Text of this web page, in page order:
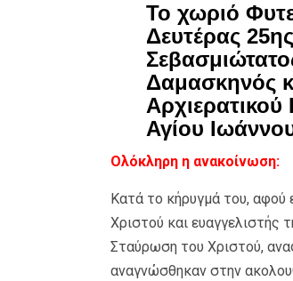
Το χωριό
Δευτέρας
Δαμασκηνός
Αγίου
Ολόκληρη η ανακοίνωση:
Κατά το κήρυγμά του, αφού
Χριστού και ευαγγελιστής
Σταύρωση του Χριστού,
αναγνώσθηκαν στην